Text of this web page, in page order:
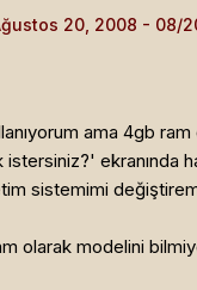
20, 2008
ama 4gb
istersiniz?' ekranında
sistemimi
olarak modelini